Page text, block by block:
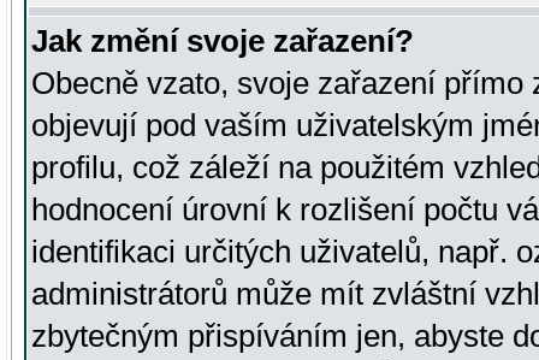
Jak změní svoje zařazení?
Obecně vzato, svoje zařazení přímo
objevují pod vaším uživatelským
profilu, což záleží na použitém
hodnocení úrovní k rozlišení počtu
identifikaci určitých uživatelů, např.
administrátorů může mít zvláštní
zbytečným přispíváním jen, abyste